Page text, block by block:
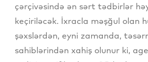
çərçivəsində ən sərt tədbirlər
keçiriləcək. İxracla məşğul olan
şəxslərdən, eyni zamanda,
sahiblərindən xahiş olunur ki,